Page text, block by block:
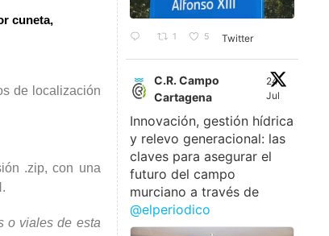
cuneta,
de localización
.zip, con una
o viales de esta
1 5 Twitter
C.R. Campo
Cartagena
24
Jul
Innovación, gestión hídrica
y relevo generacional: las
claves para asegurar el
futuro del campo
murciano a través de
@elperiodico